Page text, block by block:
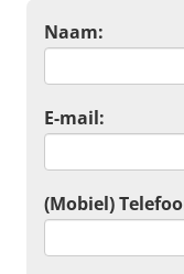
Naam:
E-mail:
(Mobiel)